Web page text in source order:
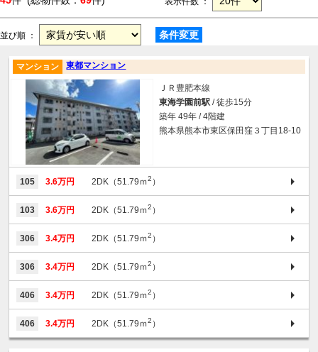
並び順 ： 条件変更
東都マンション
マンション
ＪＲ豊肥本線
東海学園前駅 / 徒歩15分
築年 49年 / 4階建
熊本県熊本市東区保田窪３丁目18-10
105 3.6万円 2DK（51.79ｍ2 ）
103 3.6万円 2DK（51.79ｍ2 ）
306 3.4万円 2DK（51.79ｍ2 ）
306 3.4万円 2DK（51.79ｍ2 ）
406 3.4万円 2DK（51.79ｍ2 ）
406 3.4万円 2DK（51.79ｍ2 ）